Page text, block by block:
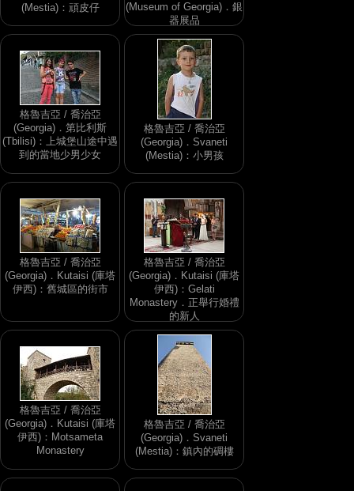
(Mestia)：頑皮仔
(Museum of Georgia)．銀
器展品
格魯吉亞 / 喬治亞
(Georgia)．第比利斯
(Tbilisi)：上城堡山途中遇
到的當地少男少女
格魯吉亞 / 喬治亞
(Georgia)．Svaneti
(Mestia)：小男孩
格魯吉亞 / 喬治亞
(Georgia)．Kutaisi (庫塔
伊西)：舊城區的街市
格魯吉亞 / 喬治亞
(Georgia)．Kutaisi (庫塔
伊西)：Gelati
Monastery．正舉行婚禮
的新人
格魯吉亞 / 喬治亞
(Georgia)．Kutaisi (庫塔
伊西)：Motsameta
Monastery
格魯吉亞 / 喬治亞
(Georgia)．Svaneti
(Mestia)：鎮內的碉樓